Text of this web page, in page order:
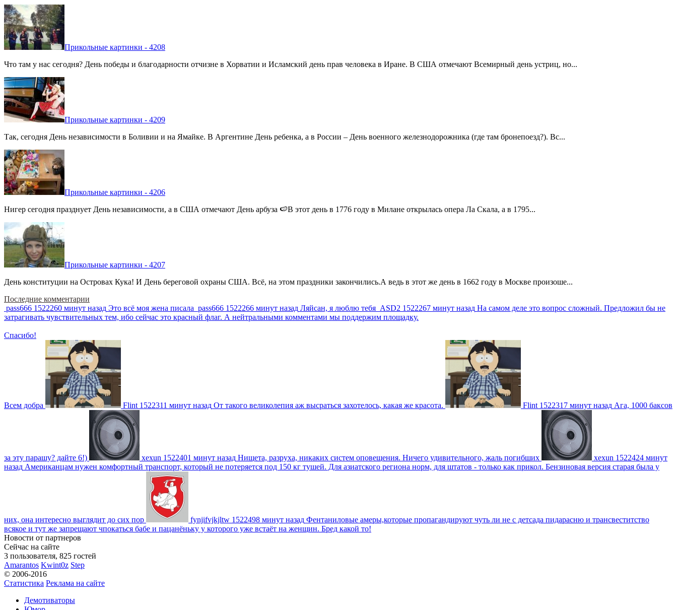
Прикольные картинки - 4208
Что там у нас сегодня? День победы и благодарности отчизне в Хорватии и Исламский день прав человека в Иране. В США отмечают Всемирный день устриц, но...
Прикольные картинки - 4209
Так, сегодня День независимости в Боливии и на Ямайке. В Аргентине День ребенка, а в России – День военного железнодорожника (где там бронепоезд?). Вс...
Прикольные картинки - 4206
Нигер сегодня празднует День независимости, а в США отмечают День арбуза 🍉В этот день в 1776 году в Милане открылась опера Ла Скала, а в 1795...
Прикольные картинки - 4207
День конституции на Островах Кука! И День береговой охраны США. Всё, на этом праздники закончились.А ведь в этот же день в 1662 году в Москве произоше...
Последние комментарии
pass666 1522260 минут назад Это всё моя жена писала pass666 1522266 минут назад Ляйсан, я люблю тебя ASD2 1522267 минут назад На самом деле это вопрос сложный. Предложил бы не
затрагивать чувствительных тем, ибо сейчас это красный флаг. А нейтральными комментами мы поддержим площадку.
Спасибо!
Всем добра Flint 1522311 минут назад От такого великолепия аж высраться захотелось, какая же красота. Flint 1522317 минут назад Ага, 1000 баксов
за эту парашу? дайте 6!) xexun 1522401 минут назад Нищета, разруха, никаких систем оповещения. Ничего удивительного, жаль погибших xexun 1522424 минут
назад Американцам нужен комфортный транспорт, который не потеряется под 150 кг тушей. Для азиатского региона норм, для штатов - только как прикол. Бензиновая версия старая была у
них, она интересно выглядит до сих пор fynjifvjkjltw 1522498 минут назад Фентаниловые амеры,которые пропагандируют чуть ли не с детсада пидарасню и трансвеститство
всякое и тут же запрещают чпокаться бабе и пацанёньку у которого уже встаёт на женщин. Бред какой то!
Новости от партнеров
Сейчас на сайте
3 пользователя, 825 гостей
Amarantos Kwint0z Step
© 2006-2016
Статистика Реклама на сайте
Демотиваторы